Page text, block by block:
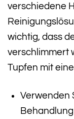
verschiedene
wichtig, dass
verschlimmert
Tupfen mit
Verwenden